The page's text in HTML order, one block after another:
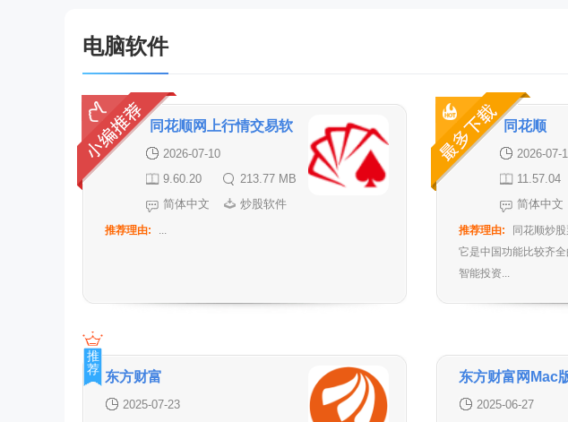
电脑软件
同花顺网上行情交易软
件 2026-07-10
9.60.20
213.77 MB
简体中文
炒股软件
推荐理由: ...
同花顺
2026-07-
11.57.04
简体中文
推荐理由:
同花顺炒
它是中国功能比较齐
智能投资...
东方财富
2025-07-23
推
荐
东方财富网Mac
2025-06-27